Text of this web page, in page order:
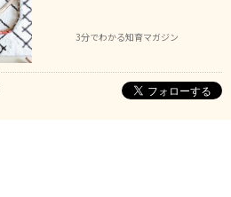
3分でわかる知育マガジン